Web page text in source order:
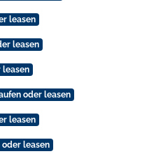
leasen
leasen
leasen
oder leasen
leasen
oder leasen